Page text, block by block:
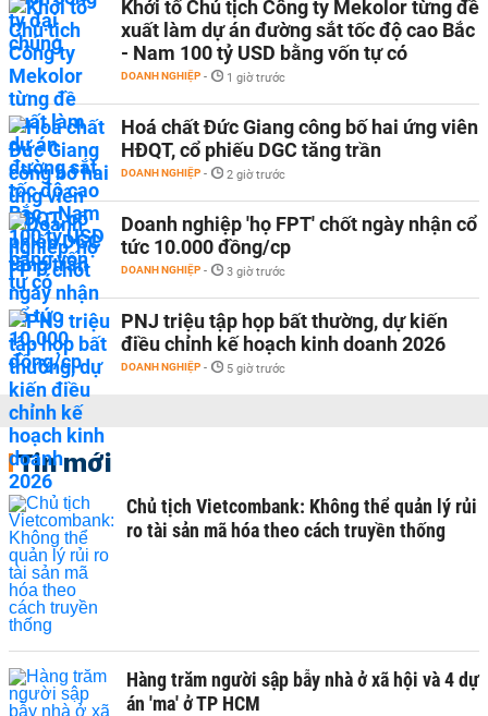
Khởi tố Chủ tịch Công ty Mekolor từng đề
xuất làm dự án đường sắt tốc độ cao Bắc
- Nam 100 tỷ USD bằng vốn tự có
DOANH NGHIỆP - 1 giờ trước
Hoá chất Đức Giang công bố hai ứng viên
HĐQT, cổ phiếu DGC tăng trần
DOANH NGHIỆP - 2 giờ trước
Doanh nghiệp 'họ FPT' chốt ngày nhận cổ
tức 10.000 đồng/cp
DOANH NGHIỆP - 3 giờ trước
PNJ triệu tập họp bất thường, dự kiến
điều chỉnh kế hoạch kinh doanh 2026
DOANH NGHIỆP - 5 giờ trước
Tin mới
Chủ tịch Vietcombank: Không thể quản lý rủi
ro tài sản mã hóa theo cách truyền thống
Hàng trăm người sập bẫy nhà ở xã hội và 4 dự
án 'ma' ở TP HCM